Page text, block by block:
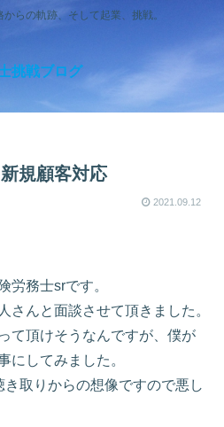
らの軌跡、そして起業、挑戦。
挑戦ブログ
規顧客対応
2021.09.12
務士srです。
さんと面談させて頂きました。
て頂けそうなんですが、僕が
にしてみました。
取りからの想像ですので悪し